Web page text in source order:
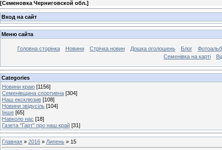
[Семеновка Черниговской обл.]
Вход на сайт
Меню сайта
Головна сторінка Новини Стрічка новин Дошка оголошень Блог
Семенівка на карті
Categories
Новини краю [1156]
Семенівщина спортивна [304]
Наш ексклюзив [108]
Новини звідусіль [104]
Інше [65]
Навколо нас [18]
Газета "Гарт" про наш край [31]
Главная » 2016 » Липень » 15